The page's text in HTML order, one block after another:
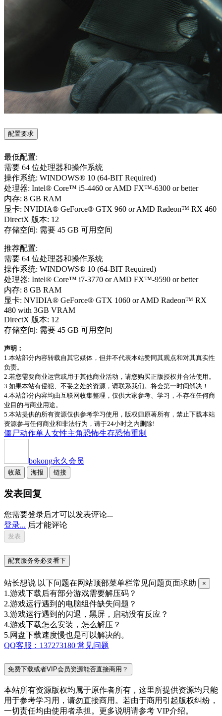
配置要求
最低配置:
需要 64 位处理器和操作系统
操作系统: WINDOWS® 10 (64-BIT Required)
处理器: Intel® Core™ i5-4460 or AMD FX™-6300 or better
内存: 8 GB RAM
显卡: NVIDIA® GeForce® GTX 960 or AMD Radeon™ RX 460
DirectX 版本: 12
存储空间: 需要 45 GB 可用空间
推荐配置:
需要 64 位处理器和操作系统
操作系统: WINDOWS® 10 (64-BIT Required)
处理器: Intel® Core™ i7-3770 or AMD FX™-9590 or better
内存: 8 GB RAM
显卡: NVIDIA® GeForce® GTX 1060 or AMD Radeon™ RX
480 with 3GB VRAM
DirectX 版本: 12
存储空间: 需要 45 GB 可用空间
声明：
1.本站部分内容转载自其它媒体，但并不代表本站赞同其观点和对其真实性
负责。
2.若您需要商业运营或用于其他商业活动，请您购买正版授权并合法使用。
3.如果本站有侵犯、不妥之处的资源，请联系我们。将会第一时间解决！
4.本站部分内容均由互联网收集整理，仅供大家参考、学习，不存在任何商
业目的与商业用途。
5.本站提供的所有资源仅供参考学习使用，版权归原著所有，禁止下载本站
资源参与任何商业和非法行为，请于24小时之内删除!
僵尸动作单人 女性主角恐怖生存恐怖重制
bokong永久会员
收藏 海报 链接
发表回复
您需要登录后才可以发表评论...
登录... 后才能评论
配套服务务必要看下
站长想说 以下问题在网站顶部菜单栏常见问题页面求助 ×
1.游戏下载后有部分游戏需要解压码？
2.游戏运行遇到的电脑组件缺失问题？
3.游戏运行遇到的闪退，黑屏，启动没有反应？
4.游戏下载怎么安装，怎么解压？
5.网盘下载速度慢也是可以解决的。
QQ客服：137273180 常见问题
免费下载或者VIP会员资源能否直接商用？
本站所有资源版权均属于原作者所有，这里所提供资源均只能
用于参考学习用，请勿直接商用。若由于商用引起版权纠纷，
一切责任均由使用者承担。更多说明请参考 VIP介绍。